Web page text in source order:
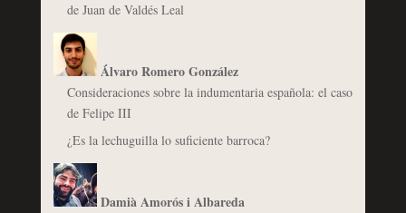
de Juan de Valdés Leal
Álvaro Romero González
Consideraciones sobre la indumentaria española: el caso
de Felipe III
¿Es la lechuguilla lo suficiente barroca?
Damià Amorós i Albareda